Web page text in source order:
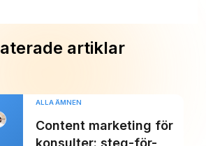
artiklar
ALLA ÄMNEN
Content marketing för
konsulter: steg-för-